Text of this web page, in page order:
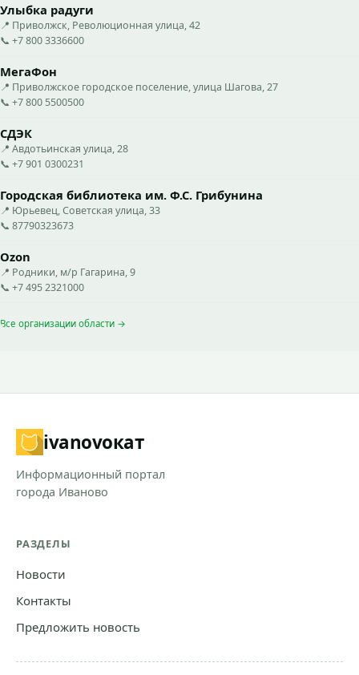
Улыбка радуги
📍 Приволжск, Революционная улица, 42
📞 +7 800 3336600
МегаФон
📍 Приволжское городское поселение, улица Шагова, 27
📞 +7 800 5500500
СДЭК
📍 Авдотьинская улица, 28
📞 +7 901 0300231
Городская библиотека им. Ф.С. Грибунина
📍 Юрьевец, Советская улица, 33
📞 87790323673
Ozon
📍 Родники, м/р Гагарина, 9
📞 +7 495 2321000
Все организации области →
ivanovoкат
Информационный портал
города Иваново
РАЗДЕЛЫ
Новости
Контакты
Предложить новость